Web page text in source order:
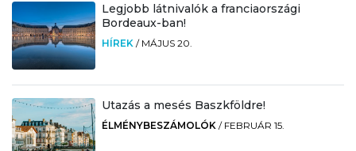
Legjobb látnivalók a franciaországi
Bordeaux-ban!
HÍREK / MÁJUS 20.
Utazás a mesés Baszkföldre!
ÉLMÉNYBESZÁMOLÓK / FEBRUÁR 15.